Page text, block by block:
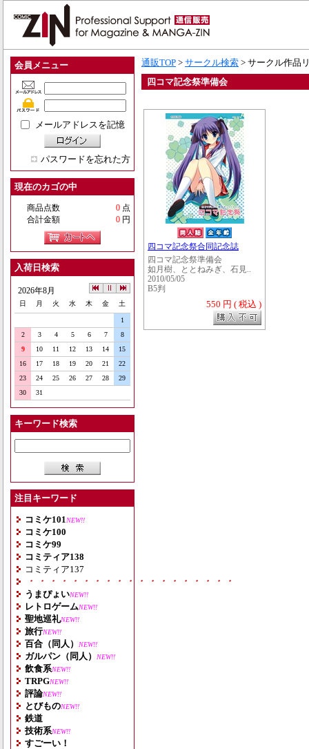
会員メニュー
メールアドレスを記憶
パスワードを忘れた方
現在のカゴの中
商品点数 0 点
合計金額
0 円
入荷日検索
2026年8月
日 月 火 水 木 金 土
1
2
3 4 5 6 7
8
9
10 11 12 13 14
15
16
17 18 19 20 21
22
23
24 25 26 27 28
29
30
31
キーワード検索
注目キーワード
コミケ101 NEW!!
コミケ100
コミケ99
コミティア138
コミティア137
・・・・・・・・・・・・・・・・・・・
うまぴょいNEW!!
レトロゲームNEW!!
聖地巡礼NEW!!
旅行NEW!!
百合（同人） NEW!!
ガルパン（同人） NEW!!
飲食系NEW!!
TRPGNEW!!
評論NEW!!
とびものNEW!!
鉄道
技術系NEW!!
すごーい！
通販TOP > サークル検索 > サークル作品
四コマ記念祭準備会
四コマ記念祭合同記念誌
四コマ記念祭準備会
如月樹、ととねみぎ、石見..
2010/05/05
B5判
550 円 ( 税込 )